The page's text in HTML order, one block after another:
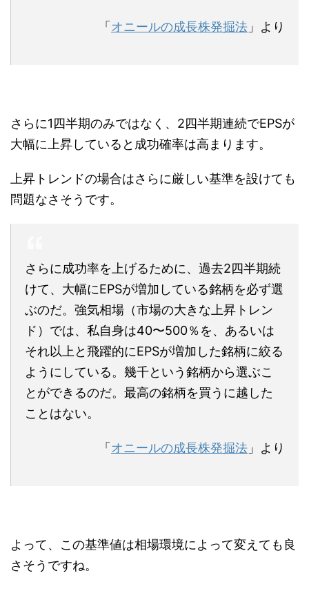
「オニールの成長株発掘法 」より
さらに1四半期のみではなく、2四半期連続でEPSが
大幅に上昇していると成功確率は高まります。
上昇トレンドの場合はさらに厳しい基準を設けても
問題なさそうです。
さらに成功率を上げるために、過去2四半期続
けて、大幅にEPSが増加している銘柄を必ず選
ぶのだ。強気相場（市場の大きな上昇トレン
ド）では、私自身は40〜500％を、あるいは
それ以上と飛躍的にEPSが増加した銘柄に絞る
ようにしている。幾千という銘柄から選ぶこ
とができるのだ。最高の銘柄を買うに越した
ことはない。
「オニールの成長株発掘法 」より
よって、この基準値は相場環境によって変えても良
さそうですね。